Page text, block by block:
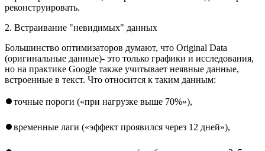
реконструировать.
2. Встраивание "невидимых" данных
Большинство оптимизаторов думают, что Original Data
(оригинальные данные)- это только графики и исследования,
но на практике Google также учитывает неявные данные,
встроенные в текст. Что относится к таким данным:
⏺точные пороги («при нагрузке выше 70%»),
⏺временные лаги («эффект проявился через 12 дней»),